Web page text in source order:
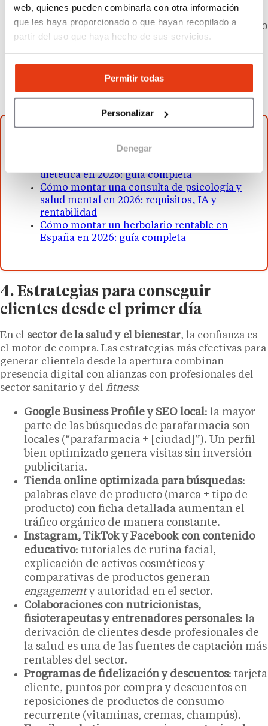
web, quienes pueden combinarla con otra información
que les haya proporcionado o que hayan recopilado a
partir del uso que haya hecho de sus servicios.
Permitir todas
Personalizar
Denegar
Google para búsquedas de producto, redes
sociales, email marketing y publicidad de pago
en plataformas digitales.
Formación continua: el sector lanza
constantemente nuevos activos, productos y
regulaciones. La actualización periódica es
parte del trabajo.
dietética en 2026: guía completa
Cómo montar una consulta de psicología y
salud mental en 2026: requisitos, IA y
rentabilidad
Cómo montar un herbolario rentable en
España en 2026: guía completa
4. Estrategias para conseguir
clientes desde el primer día
En el sector de la salud y el bienestar, la confianza es
el motor de compra. Las estrategias más efectivas para
generar clientela desde la apertura combinan
presencia digital con alianzas con profesionales del
sector sanitario y del fitness:
Google Business Profile y SEO local: la mayor
parte de las búsquedas de parafarmacia son
locales (“parafarmacia + [ciudad]”). Un perfil
bien optimizado genera visitas sin inversión
publicitaria.
Tienda online optimizada para búsquedas:
palabras clave de producto (marca + tipo de
producto) con ficha detallada aumentan el
tráfico orgánico de manera constante.
Instagram, TikTok y Facebook con contenido
educativo: tutoriales de rutina facial,
explicación de activos cosméticos y
comparativas de productos generan
engagementy autoridad en el sector.
Colaboraciones con nutricionistas,
fisioterapeutas y entrenadores personales: la
derivación de clientes desde profesionales de
la salud es una de las fuentes de captación más
rentables del sector.
Programas de fidelización y descuentos: tarjeta
cliente, puntos por compra y descuentos en
reposiciones de productos de consumo
recurrente (vitaminas, cremas, champús).